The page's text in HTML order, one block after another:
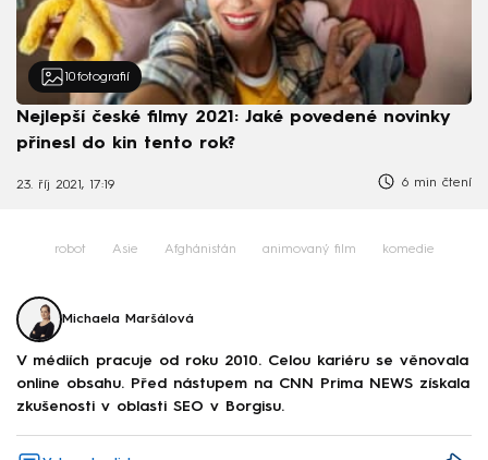
10 fotografií
Nejlepší české filmy 2021: Jaké povedené novinky
přinesl do kin tento rok?
23. říj 2021, 17:19 6 min čtení
robot Asie Afghánistán animovaný film komedie
Michaela Maršálová
V médiích pracuje od roku 2010. Celou kariéru se věnovala
online obsahu. Před nástupem na CNN Prima NEWS získala
zkušenosti v oblasti SEO v Borgisu.